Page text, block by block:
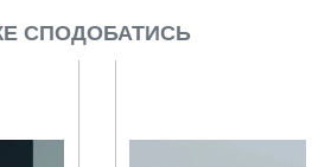
СПОДОБАТИСЬ